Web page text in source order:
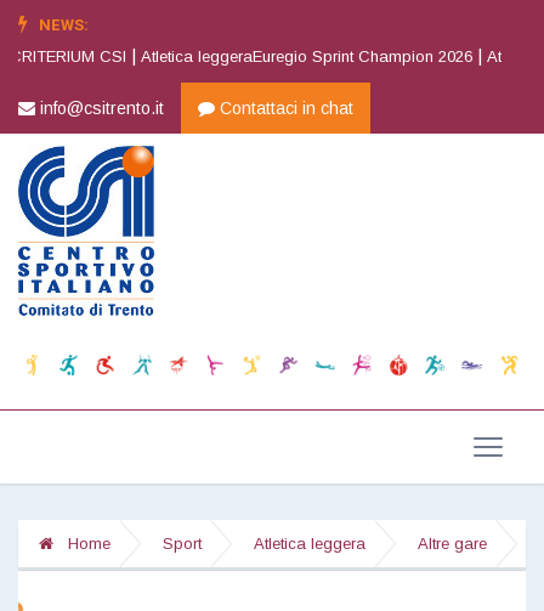
NEWS:
CSI |Atletica leggeraEuregio Sprint Champion 2026 |Atletica
info@csitrento.it Contattaci in chat
Home Sport Atletica leggera Altre gare